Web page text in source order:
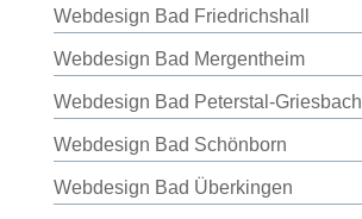
Webdesign Bad Friedrichshall
Webdesign Bad Mergentheim
Webdesign Bad Peterstal-Griesbach
Webdesign Bad Schönborn
Webdesign Bad Überkingen